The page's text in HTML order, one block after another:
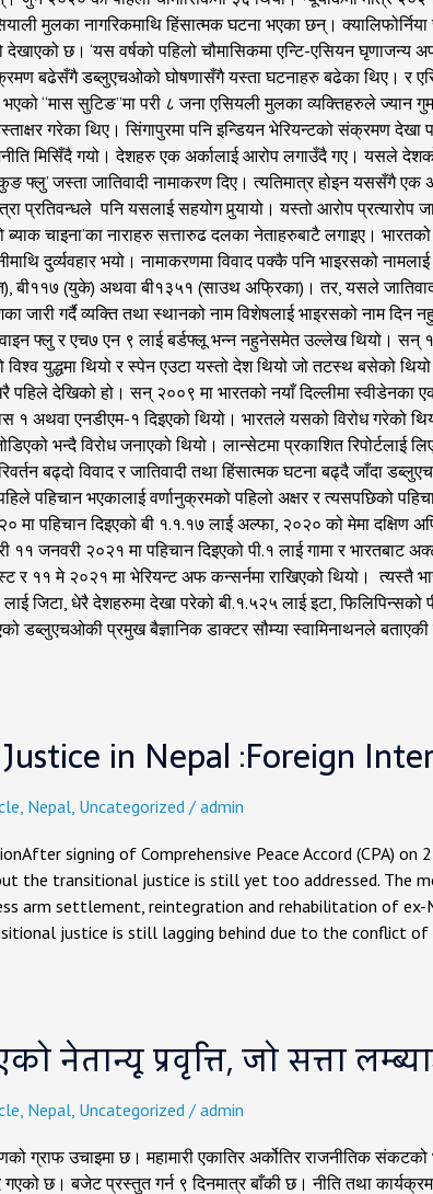
मुलका नागरिकमाथि हिंसात्मक घटना भएका छन्।
छ। ‘यस वर्षको पहिलो चौमासिकमा एन्टि-एसियन घृणाजन्य
बढेसँगै डब्लुएचओको घोषणासँगै यस्ता घटनाहरु बढेका थिए। र
“मास सुटिङ”मा परी ८ जना एसियली मुलका व्यक्तिहरुले ज्यान
गरेका थिए। सिंगापुरमा पनि इन्डियन भेरियन्टको संक्रमण
मिसिँदै गयो। देशहरु एक अर्कालाई आरोप लगाउँदै गए। यसले
फ्लु’ जस्ता जातिवादी नामाकरण दिए। त्यतिमात्र होइन
प्रतिवन्धले पनि यसलाई सहयोग पुर्‍यायो। यस्तो आरोप
ब्याक चाइना’का नाराहरु सत्तारुढ दलका नेताहरुबाटै लगाइए।
दुर्व्यवहार भयो। नामाकरणमा विवाद पक्कै पनि भाइरसको
बी११७ (युके) अथवा बी१३५१ (साउथ अफ्रिका)। तर, यसले
जारी गर्दै व्यक्ति तथा स्थानको नाम विशेषलाई भाइरसको नाम दिन
फ्लु र एच७ एन ९ लाई बर्डफ्लू भन्न नहुनेसमेत उल्लेख थियो। सन्
विश्व युद्धमा थियो र स्पेन एउटा यस्तो देश थियो जो तटस्थ बसेको
पहिले देखिको हो। सन् २००९ मा भारतको नयाँ दिल्लीमा
१ अथवा एनडीएम-१ दिइएको थियो। भारतले यसको विरोध गरेको
जोडिएको भन्दै विरोध जनाएको थियो। लान्सेटमा प्रकाशित
बढ्दो विवाद र जातिवादी तथा हिंसात्मक घटना बढ्दै जाँदा
पहिचान भएकालाई वर्णानुक्रमको पहिलो अक्षर र त्यसपछिको
पहिचान दिइएको बी १.१.१७ लाई अल्फा, २०२० को मेमा दक्षिण
११ जनवरी २०२१ मा पहिचान दिइएको पी.१ लाई गामा र
र ११ मे २०२१ मा भेरियन्ट अफ कन्सर्नमा राखिएको थियो। त्यस्तै
जिटा, धेरै देशहरुमा देखा परेको बी.१.५२५ लाई इटा,
डब्लुएचओकी प्रमुख बैज्ञानिक डाक्टर सौम्या स्वामिनाथनले
in Nepal :Foreign
Nepal Uncategorized / admin
signing of Comprehensive Peace Accord (CPA)
the transitional justice is still yet too addressed. The
arm settlement, reintegration and rehabilitation of ex-
justice is still lagging behind due to the conflict of
नेतान्यू प्रवृत्ति, जो सत्ता
Nepal Uncategorized / admin
ग्राफ उचाइमा छ। महामारी एकातिर अर्कोतिर राजनीतिक
गएको छ। बजेट प्रस्तुत गर्न ९ दिनमात्र बाँकी छ। नीति तथा